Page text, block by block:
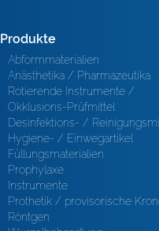
Produkte
Abformmaterialien
Anästhetika / Pharmazeutika
Rotierende Instrumente /
Okklusions-Prüfmittel
Desinfektions- /
Hygiene- / Einwegartikel
Füllungsmaterialien
Prophylaxe
Instrumente
Prothetik / provisorische
Röntgen